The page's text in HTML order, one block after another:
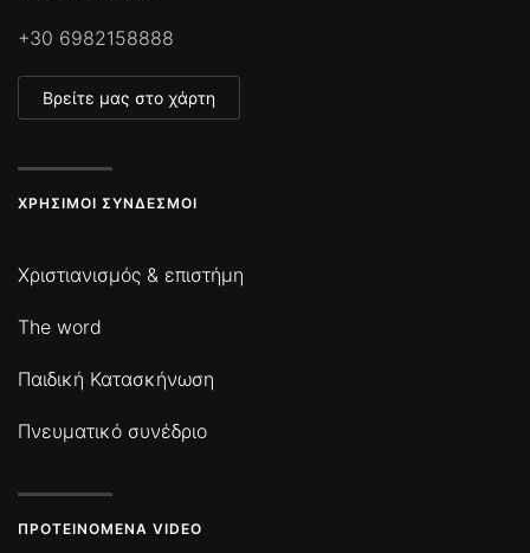
+30 6982158888
Βρείτε μας στο χάρτη
ΧΡΉΣΙΜΟΙ ΣΎΝΔΕΣΜΟΙ
Χριστιανισμός & επιστήμη
The word
Παιδική Κατασκήνωση
Πνευματικό συνέδριο
ΠΡΟΤΕΙΝΌΜΕΝΑ VIDEO